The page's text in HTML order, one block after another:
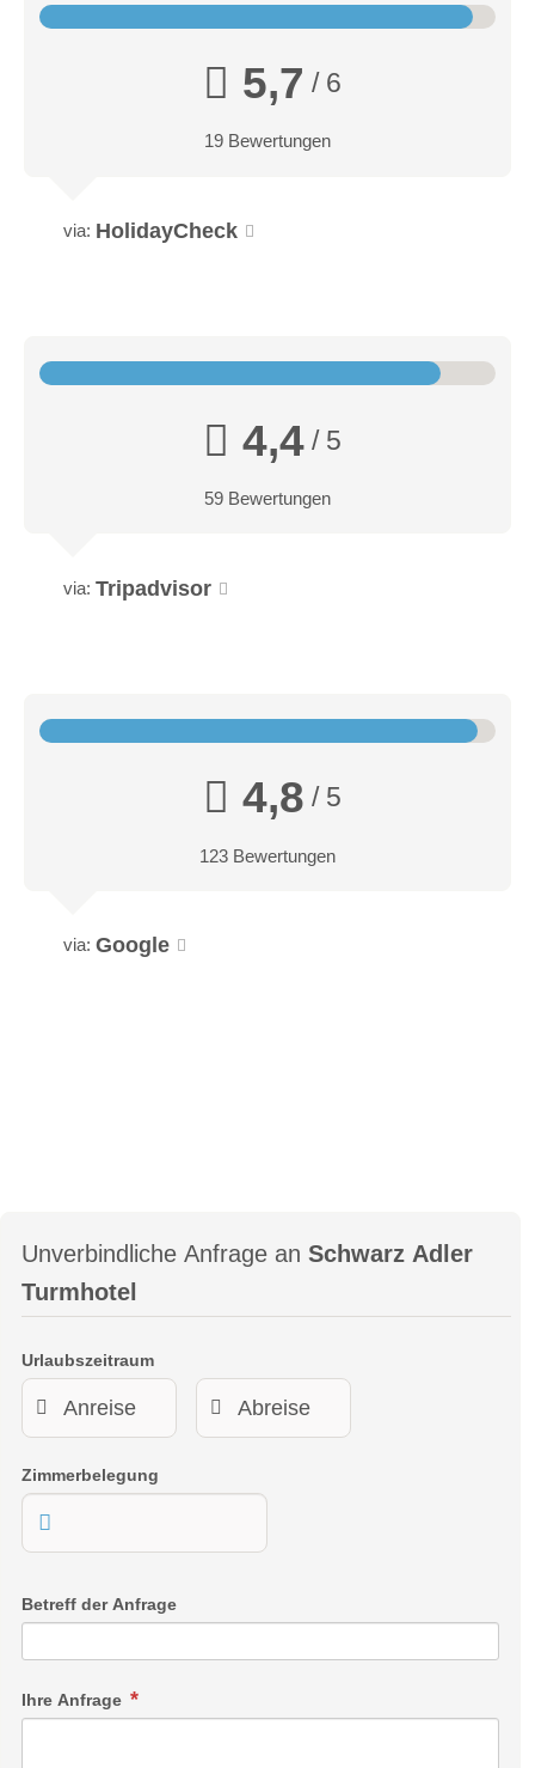
5,7 / 6
19 Bewertungen
via: HolidayCheck
4,4/ 5
59 Bewertungen
via: Tripadvisor
4,8 / 5
123 Bewertungen
via: Google
Unverbindliche Anfrage an Schwarz Adler
Turmhotel
Urlaubszeitraum
Zimmerbelegung
Betreff der Anfrage
Ihre Anfrage